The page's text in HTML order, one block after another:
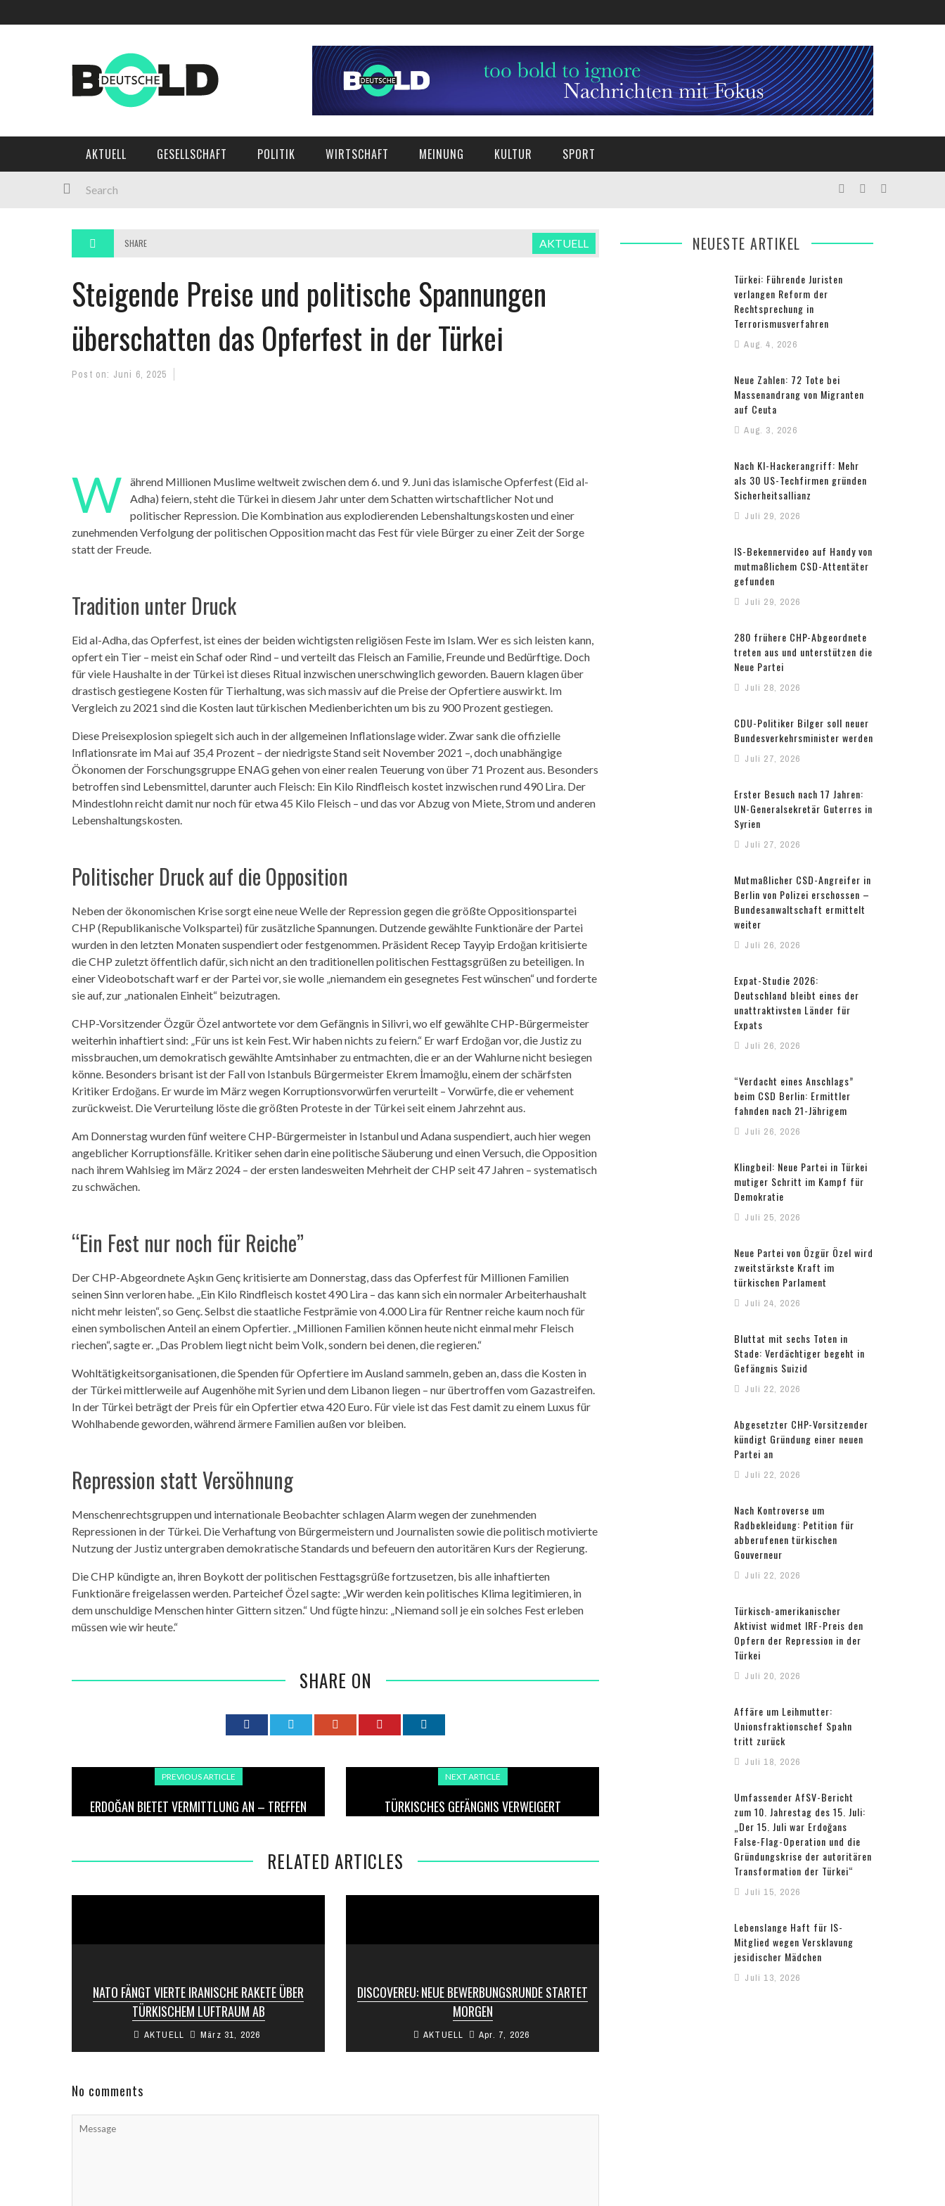
AKTUELL GESELLSCHAFT POLITIK WIRTSCHAFT MEINUNG KULTUR SPORT
SHARE AKTUELL
Steigende Preise und politische Spannungen
überschatten das Opferfest in der Türkei
Post on: Juni 6, 2025
W
ährend Millionen Muslime weltweit zwischen dem 6. und 9. Juni das islamische Opferfest (Eid al-
Adha) feiern, steht die Türkei in diesem Jahr unter dem Schatten wirtschaftlicher Not und
politischer Repression. Die Kombination aus explodierenden Lebenshaltungskosten und einer
zunehmenden Verfolgung der politischen Opposition macht das Fest für viele Bürger zu einer Zeit der Sorge
statt der Freude.
Tradition unter Druck
Eid al-Adha, das Opferfest, ist eines der beiden wichtigsten religiösen Feste im Islam. Wer es sich leisten kann,
opfert ein Tier – meist ein Schaf oder Rind – und verteilt das Fleisch an Familie, Freunde und Bedürftige. Doch
für viele Haushalte in der Türkei ist dieses Ritual inzwischen unerschwinglich geworden. Bauern klagen über
drastisch gestiegene Kosten für Tierhaltung, was sich massiv auf die Preise der Opfertiere auswirkt. Im
Vergleich zu 2021 sind die Kosten laut türkischen Medienberichten um bis zu 900 Prozent gestiegen.
Diese Preisexplosion spiegelt sich auch in der allgemeinen Inflationslage wider. Zwar sank die offizielle
Inflationsrate im Mai auf 35,4 Prozent – der niedrigste Stand seit November 2021 –, doch unabhängige
Ökonomen der Forschungsgruppe ENAG gehen von einer realen Teuerung von über 71 Prozent aus. Besonders
betroffen sind Lebensmittel, darunter auch Fleisch: Ein Kilo Rindfleisch kostet inzwischen rund 490 Lira. Der
Mindestlohn reicht damit nur noch für etwa 45 Kilo Fleisch – und das vor Abzug von Miete, Strom und anderen
Lebenshaltungskosten.
Politischer Druck auf die Opposition
Neben der ökonomischen Krise sorgt eine neue Welle der Repression gegen die größte Oppositionspartei
CHP (Republikanische Volkspartei) für zusätzliche Spannungen. Dutzende gewählte Funktionäre der Partei
wurden in den letzten Monaten suspendiert oder festgenommen. Präsident Recep Tayyip Erdoğan kritisierte
die CHP zuletzt öffentlich dafür, sich nicht an den traditionellen politischen Festtagsgrüßen zu beteiligen. In
einer Videobotschaft warf er der Partei vor, sie wolle „niemandem ein gesegnetes Fest wünschen“ und forderte
sie auf, zur „nationalen Einheit“ beizutragen.
CHP-Vorsitzender Özgür Özel antwortete vor dem Gefängnis in Silivri, wo elf gewählte CHP-Bürgermeister
weiterhin inhaftiert sind: „Für uns ist kein Fest. Wir haben nichts zu feiern.“ Er warf Erdoğan vor, die Justiz zu
missbrauchen, um demokratisch gewählte Amtsinhaber zu entmachten, die er an der Wahlurne nicht besiegen
könne. Besonders brisant ist der Fall von Istanbuls Bürgermeister Ekrem İmamoğlu, einem der schärfsten
Kritiker Erdoğans. Er wurde im März wegen Korruptionsvorwürfen verurteilt – Vorwürfe, die er vehement
zurückweist. Die Verurteilung löste die größten Proteste in der Türkei seit einem Jahrzehnt aus.
Am Donnerstag wurden fünf weitere CHP-Bürgermeister in Istanbul und Adana suspendiert, auch hier wegen
angeblicher Korruptionsfälle. Kritiker sehen darin eine politische Säuberung und einen Versuch, die Opposition
nach ihrem Wahlsieg im März 2024 – der ersten landesweiten Mehrheit der CHP seit 47 Jahren – systematisch
zu schwächen.
“Ein Fest nur noch für Reiche”
Der CHP-Abgeordnete Aşkın Genç kritisierte am Donnerstag, dass das Opferfest für Millionen Familien
seinen Sinn verloren habe. „Ein Kilo Rindfleisch kostet 490 Lira – das kann sich ein normaler Arbeiterhaushalt
nicht mehr leisten“, so Genç. Selbst die staatliche Festprämie von 4.000 Lira für Rentner reiche kaum noch für
einen symbolischen Anteil an einem Opfertier. „Millionen Familien können heute nicht einmal mehr Fleisch
riechen“, sagte er. „Das Problem liegt nicht beim Volk, sondern bei denen, die regieren.“
Wohltätigkeitsorganisationen, die Spenden für Opfertiere im Ausland sammeln, geben an, dass die Kosten in
der Türkei mittlerweile auf Augenhöhe mit Syrien und dem Libanon liegen – nur übertroffen vom Gazastreifen.
In der Türkei beträgt der Preis für ein Opfertier etwa 420 Euro. Für viele ist das Fest damit zu einem Luxus für
Wohlhabende geworden, während ärmere Familien außen vor bleiben.
Repression statt Versöhnung
Menschenrechtsgruppen und internationale Beobachter schlagen Alarm wegen der zunehmenden
Repressionen in der Türkei. Die Verhaftung von Bürgermeistern und Journalisten sowie die politisch motivierte
Nutzung der Justiz untergraben demokratische Standards und befeuern den autoritären Kurs der Regierung.
Die CHP kündigte an, ihren Boykott der politischen Festtagsgrüße fortzusetzen, bis alle inhaftierten
Funktionäre freigelassen werden. Parteichef Özel sagte: „Wir werden kein politisches Klima legitimieren, in
dem unschuldige Menschen hinter Gittern sitzen.“ Und fügte hinzu: „Niemand soll je ein solches Fest erleben
müssen wie wir heute.“
SHARE ON
PREVIOUS ARTICLE
ERDOĞAN BIETET VERMITTLUNG AN – TREFFEN
NEXT ARTICLE
TÜRKISCHES GEFÄNGNIS VERWEIGERT
RELATED ARTICLES
NATO FÄNGT VIERTE IRANISCHE RAKETE ÜBER
TÜRKISCHEM LUFTRAUM AB
Das türkische Verteidigungsministerium teilte
am Montag mit, NATO-Streitkräfte hätten eine
abgefangen – die vierte seit ...
AKTUELL März 31, 2026
DISCOVEREU: NEUE BEWERBUNGSRUNDE STARTET
MORGEN
Ab morgen können sich wieder 18-Jährige für
einen Travel-Pass quer durch Europa bewerben.
AKTUELL Apr. 7, 2026
No comments
NEUESTE ARTIKEL
Türkei: Führende Juristen
verlangen Reform der
Rechtsprechung in
Terrorismusverfahren
Aug. 4, 2026
Neue Zahlen: 72 Tote bei
Massenandrang von Migranten
auf Ceuta
Aug. 3, 2026
Nach KI-Hackerangriff: Mehr
als 30 US-Techfirmen gründen
Sicherheitsallianz
Juli 29, 2026
IS-Bekennervideo auf Handy von
mutmaßlichem CSD-Attentäter
gefunden
Juli 29, 2026
280 frühere CHP-Abgeordnete
treten aus und unterstützen die
Neue Partei
Juli 28, 2026
CDU-Politiker Bilger soll neuer
Bundesverkehrsminister werden
Juli 27, 2026
Erster Besuch nach 17 Jahren:
UN-Generalsekretär Guterres in
Syrien
Juli 27, 2026
Mutmaßlicher CSD-Angreifer in
Berlin von Polizei erschossen –
Bundesanwaltschaft ermittelt
weiter
Juli 26, 2026
Expat-Studie 2026:
Deutschland bleibt eines der
unattraktivsten Länder für
Expats
Juli 26, 2026
“Verdacht eines Anschlags”
beim CSD Berlin: Ermittler
fahnden nach 21-Jährigem
Juli 26, 2026
Klingbeil: Neue Partei in Türkei
mutiger Schritt im Kampf für
Demokratie
Juli 25, 2026
Neue Partei von Özgür Özel wird
zweitstärkste Kraft im
türkischen Parlament
Juli 24, 2026
Bluttat mit sechs Toten in
Stade: Verdächtiger begeht in
Gefängnis Suizid
Juli 22, 2026
Abgesetzter CHP-Vorsitzender
kündigt Gründung einer neuen
Partei an
Juli 22, 2026
Nach Kontroverse um
Radbekleidung: Petition für
abberufenen türkischen
Gouverneur
Juli 22, 2026
Türkisch-amerikanischer
Aktivist widmet IRF-Preis den
Opfern der Repression in der
Türkei
Juli 20, 2026
Affäre um Leihmutter:
Unionsfraktionschef Spahn
tritt zurück
Juli 18, 2026
Umfassender AfSV-Bericht
zum 10. Jahrestag des 15. Juli:
„Der 15. Juli war Erdoğans
False-Flag-Operation und die
Gründungskrise der autoritären
Transformation der Türkei“
Juli 15, 2026
Lebenslange Haft für IS-
Mitglied wegen Versklavung
jesidischer Mädchen
Juli 13, 2026